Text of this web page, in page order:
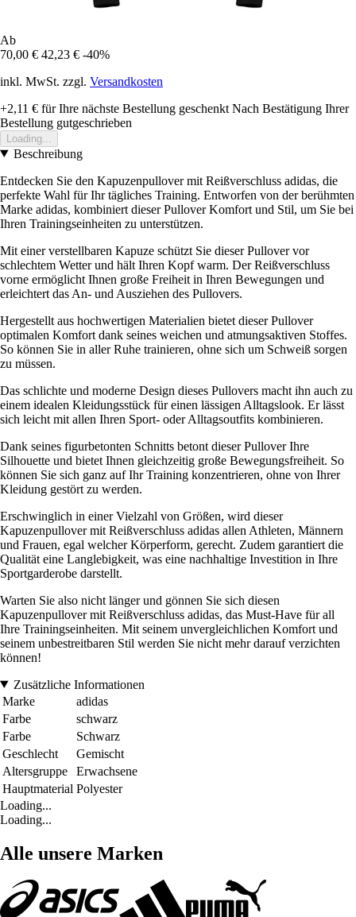
Ab
70,00 € 42,23 € -40%
inkl. MwSt. zzgl. Versandkosten
+2,11 € für Ihre nächste Bestellung geschenkt Nach Bestätigung Ihrer
Bestellung gutgeschrieben
Loading...
Beschreibung
Entdecken Sie den Kapuzenpullover mit Reißverschluss adidas, die
perfekte Wahl für Ihr tägliches Training. Entworfen von der berühmten
Marke adidas, kombiniert dieser Pullover Komfort und Stil, um Sie bei
Ihren Trainingseinheiten zu unterstützen.
Mit einer verstellbaren Kapuze schützt Sie dieser Pullover vor
schlechtem Wetter und hält Ihren Kopf warm. Der Reißverschluss
vorne ermöglicht Ihnen große Freiheit in Ihren Bewegungen und
erleichtert das An- und Ausziehen des Pullovers.
Hergestellt aus hochwertigen Materialien bietet dieser Pullover
optimalen Komfort dank seines weichen und atmungsaktiven Stoffes.
So können Sie in aller Ruhe trainieren, ohne sich um Schweiß sorgen
zu müssen.
Das schlichte und moderne Design dieses Pullovers macht ihn auch zu
einem idealen Kleidungsstück für einen lässigen Alltagslook. Er lässt
sich leicht mit allen Ihren Sport- oder Alltagsoutfits kombinieren.
Dank seines figurbetonten Schnitts betont dieser Pullover Ihre
Silhouette und bietet Ihnen gleichzeitig große Bewegungsfreiheit. So
können Sie sich ganz auf Ihr Training konzentrieren, ohne von Ihrer
Kleidung gestört zu werden.
Erschwinglich in einer Vielzahl von Größen, wird dieser
Kapuzenpullover mit Reißverschluss adidas allen Athleten, Männern
und Frauen, egal welcher Körperform, gerecht. Zudem garantiert die
Qualität eine Langlebigkeit, was eine nachhaltige Investition in Ihre
Sportgarderobe darstellt.
Warten Sie also nicht länger und gönnen Sie sich diesen
Kapuzenpullover mit Reißverschluss adidas, das Must-Have für all
Ihre Trainingseinheiten. Mit seinem unvergleichlichen Komfort und
seinem unbestreitbaren Stil werden Sie nicht mehr darauf verzichten
können!
Zusätzliche Informationen
Marke
adidas
Farbe
schwarz
Farbe
Schwarz
Geschlecht
Gemischt
Altersgruppe
Erwachsene
Hauptmaterial Polyester
Loading...
Loading...
Alle unsere Marken